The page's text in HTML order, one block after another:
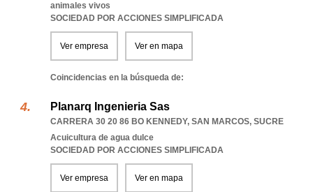
animales vivos
SOCIEDAD POR ACCIONES SIMPLIFICADA
Ver empresa Ver en mapa
Coincidencias en la búsqueda de:
Planarq Ingenieria Sas
CARRERA 30 20 86 BO KENNEDY, SAN MARCOS, SUCRE
Acuicultura de agua dulce
SOCIEDAD POR ACCIONES SIMPLIFICADA
Ver empresa Ver en mapa